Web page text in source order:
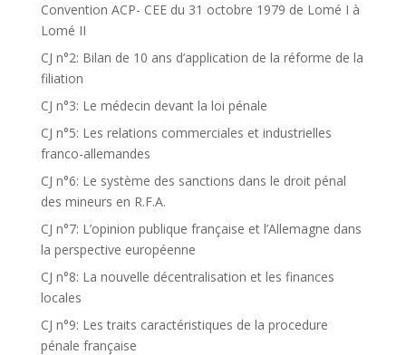
Convention ACP- CEE du 31 octobre 1979 de Lomé I à
Lomé II
CJ n°2: Bilan de 10 ans d’application de la réforme de la
filiation
CJ n°3: Le médecin devant la loi pénale
CJ n°5: Les relations commerciales et industrielles
franco-allemandes
CJ n°6: Le système des sanctions dans le droit pénal
des mineurs en R.F.A.
CJ n°7: L’opinion publique française et l’Allemagne dans
la perspective européenne
CJ n°8: La nouvelle décentralisation et les finances
locales
CJ n°9: Les traits caractéristiques de la procedure
pénale française